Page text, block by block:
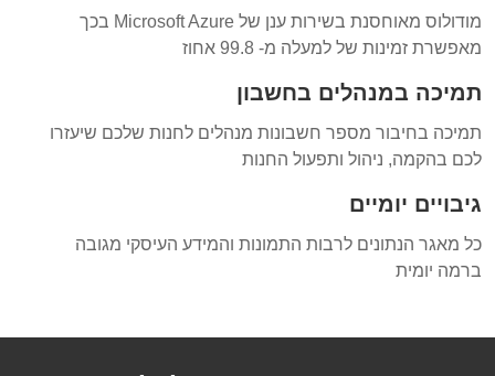
מודולוס מאוחסנת בשירות ענן של Microsoft Azure בכך
מאפשרת זמינות של למעלה מ- 99.8 אחוז
תמיכה במנהלים בחשבון
תמיכה בחיבור מספר חשבונות מנהלים לחנות שלכם שיעזרו
לכם בהקמה, ניהול ותפעול החנות
גיבויים יומיים
כל מאגר הנתונים לרבות התמונות והמידע העיסקי מגובה
ברמה יומית